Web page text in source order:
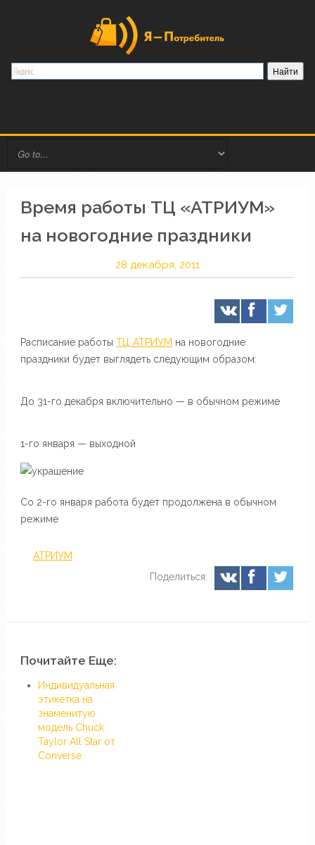
Время работы ТЦ «АТРИУМ»
на новогодние праздники
28 декабря, 2011
Расписание работы ТЦ АТРИУМ на новогодние
праздники будет выглядеть следующим образом:
До 31-го декабря включительно — в обычном режиме
1-го января — выходной
Со 2-го января работа будет продолжена в обычном
режиме
АТРИУМ
Поделиться:
Почитайте Еще:
Индивидуальная
этикетка на
знаменитую
модель Chuck
Taylor All Star от
Converse